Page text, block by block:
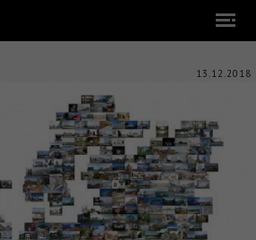
13.12.2018